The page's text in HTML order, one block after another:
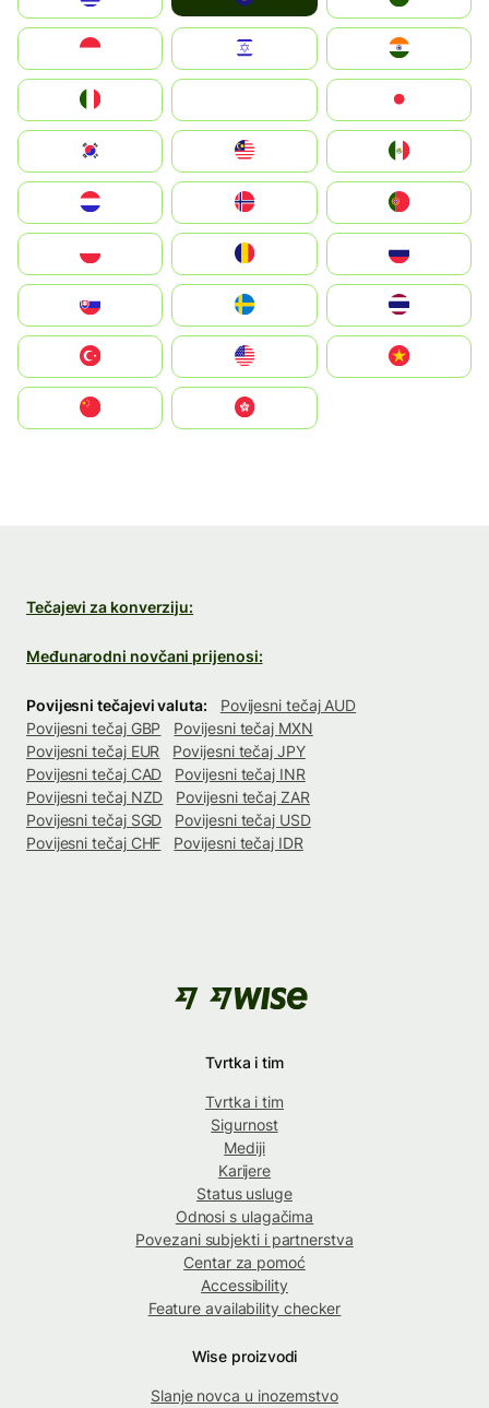
South Korea
United States
中國香港特別行政區
Tečajevi za konverziju:
Međunarodni novčani prijenosi:
Povijesni tečajevi valuta:
Povijesni tečaj AUD
Povijesni tečaj GBP
Povijesni tečaj MXN
Povijesni tečaj EUR
Povijesni tečaj JPY
Povijesni tečaj CAD
Povijesni tečaj INR
Povijesni tečaj NZD
Povijesni tečaj ZAR
Povijesni tečaj SGD
Povijesni tečaj USD
Povijesni tečaj CHF
Povijesni tečaj IDR
Tvrtka i tim
Tvrtka i tim
Sigurnost
Mediji
Karijere
Status usluge
Odnosi s ulagačima
Povezani subjekti i partnerstva
Centar za pomoć
Accessibility
Feature availability checker
Wise proizvodi
Slanje novca u inozemstvo